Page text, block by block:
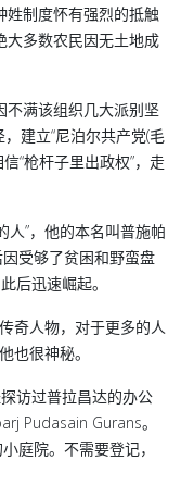
姓制度怀有强烈的抵触
大多数农民因无土地成
不满该组织几大派别坚
建立“尼泊尔共产党(毛
“枪杆子里出政权”，走
人”，他的本名叫普施帕
因受够了贫困和野蛮盘
后迅速崛起。
奇人物，对于更多的人
也很神秘。
访过普拉昌达的办公
Pudasain Gurans。
庭院。不需要登记，